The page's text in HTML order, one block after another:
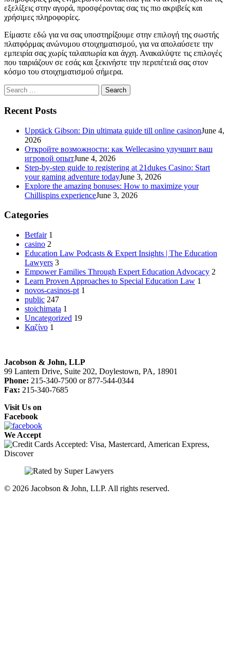
εξελίξεις στην αγορά, προσφέροντας σας τις πιο ακριβείς και
χρήσιμες πληροφορίες.
Είμαστε εδώ για να σας υποστηρίξουμε στην επιλογή της σωστής
πλατφόρμας ανώνυμου στοιχηματισμού, για να απολαύσετε την
εμπειρία σας χωρίς ταλαιπωρία και άγχη. Ανακαλύψτε τις επιλογές
που ταιριάζουν σε εσάς και ξεκινήστε την περιπέτειά σας στον
κόσμο του στοιχηματισμού σήμερα.
Search
for:
Recent Posts
Upptäck Gibson: Din ultimata guide till online casinonJune 4,
2026
Откройте возможности: как Wellecasino улучшит ваш
игровой опытJune 4, 2026
Step-by-step guide to registering at 21dukes Casino: Start
your gaming adventure todayJune 3, 2026
Explore the amazing bonuses: How to maximize your
Chillispins experienceJune 3, 2026
Categories
Betfair 1
casino 2
Education Law Podcasts & Expert Insights | The Education
Lawyers 3
Empower Families Through Expert Education Advocacy 2
Learn Proven Approaches to Special Education Law 1
novos-casinos-pt 1
public 247
stoichimata 1
Uncategorized 19
Καζίνο 1
Jacobson & John, LLP
99 Lantern Drive, Suite 202, Doylestown, PA, 18901
Phone: 215-340-7500 or 877-544-0344
Fax: 215-340-7685
Visit Us on
Facebook
We Accept
© 2026 Jacobson & John, LLP. All rights reserved.